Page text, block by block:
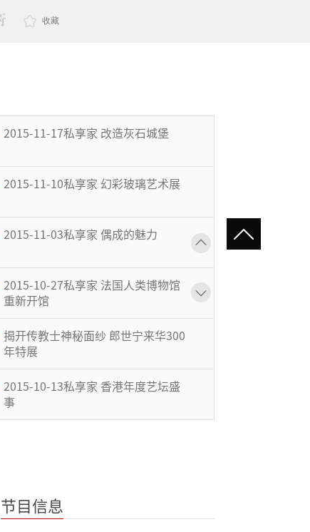
收藏
2015-11-17私享家 改造灰石城堡
2015-11-10私享家 幻彩玻璃艺术展
2015-11-03私享家 偶成的魅力
2015-10-27私享家 法国人类博物馆
重新开馆
揭开传教士神秘面纱 郎世宁来华300
年特展
2015-10-13私享家 香港年度艺坛盛
事
作
节目信息